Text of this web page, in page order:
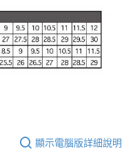
顯示電腦版詳細說明